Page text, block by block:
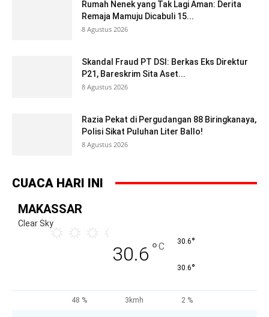
Rumah Nenek yang Tak Lagi Aman: Derita
Remaja Mamuju Dicabuli 15...
8 Agustus 2026
Skandal Fraud PT DSI: Berkas Eks Direktur
P21, Bareskrim Sita Aset...
8 Agustus 2026
Razia Pekat di Pergudangan 88 Biringkanaya,
Polisi Sikat Puluhan Liter Ballo!
8 Agustus 2026
CUACA HARI INI
MAKASSAR
Clear Sky
30.6 °C 30.6°
30.6°
48 % 3kmh 2 %